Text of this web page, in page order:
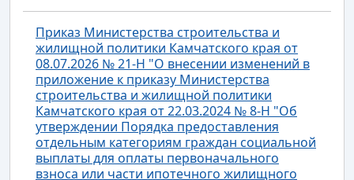
Приказ Министерства строительства и
жилищной политики Камчатского края от
08.07.2026 № 21-Н "О внесении изменений в
приложение к приказу Министерства
строительства и жилищной политики
Камчатского края от 22.03.2024 № 8-Н "Об
утверждении Порядка предоставления
отдельным категориям граждан социальной
выплаты для оплаты первоначального
взноса или части ипотечного жилищного